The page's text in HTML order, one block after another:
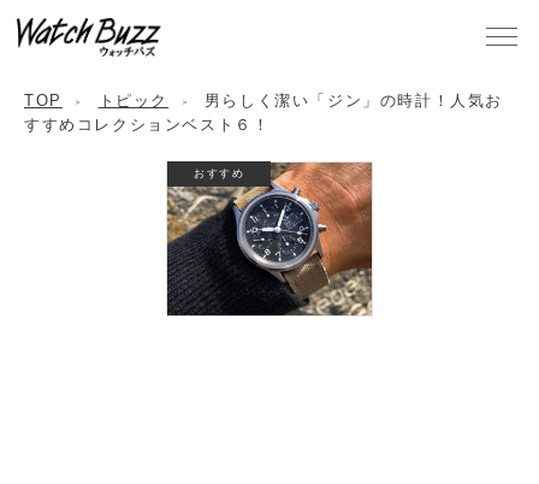
TOP トピック
男らしく潔い「ジン」の時計！人気お
すすめコレクションベスト６！
おすすめ